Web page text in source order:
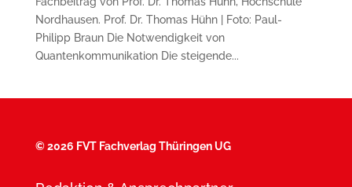
Nordhausen. Prof. Dr. Thomas Hühn | Foto: Paul-
Philipp Braun Die Notwendigkeit von
Quantenkommunikation Die steigende...
©2026 FVT Fachverlag Thüringen UG